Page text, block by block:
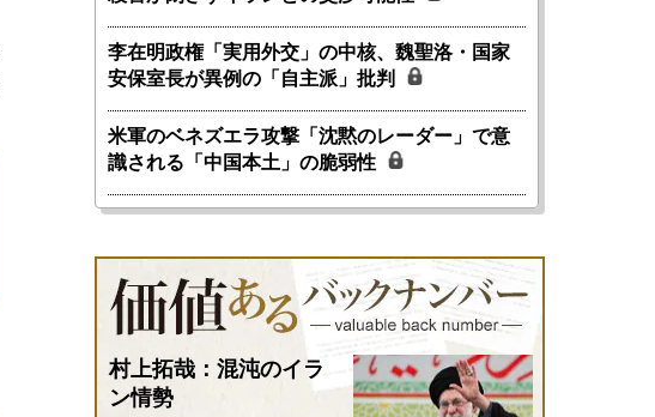
李在明政権「実用外交」の中核、魏聖洛・国家
安保室長が異例の「自主派」批判
米軍のベネズエラ攻撃「沈黙のレーダー」で意
識される「中国本土」の脆弱性
村上拓哉：混沌のイラ
ン情勢